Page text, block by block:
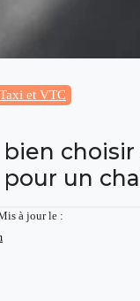
Taxi et VTC
choisir
pour un
à jour le :